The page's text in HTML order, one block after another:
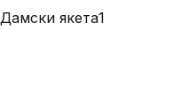
Дамски якета1